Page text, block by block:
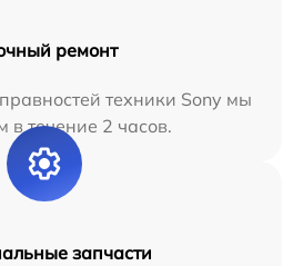
ремонт
техники Sony мы
в течение 2 часов.
запчасти